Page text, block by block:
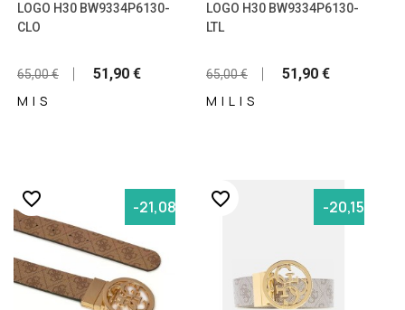
LOGO H30 BW9334P6130-
CLO
65,00 €
51,90 €
Μ | S
LOGO H30 BW9334P6130-
LTL
65,00 €
51,90 €
Μ | L | S
-21,08%
favorite_border -20,15%
favorite_border